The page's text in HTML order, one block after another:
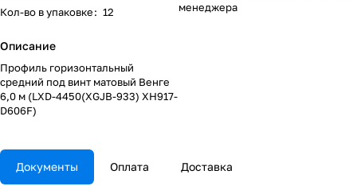
Кол-во в упаковке: 12
Описание
Профиль горизонтальный
средний под винт матовый Венге
6,0 м (LXD-4450(XGJB-933) ХН917-
D606F)
менеджера
Документы Оплата Доставка